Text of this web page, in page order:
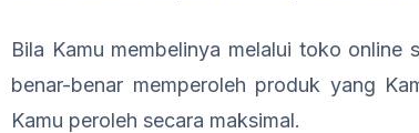
Bila Kamu membelinya melalui toko online
benar-benar memperoleh produk yang
Kamu peroleh secara maksimal.